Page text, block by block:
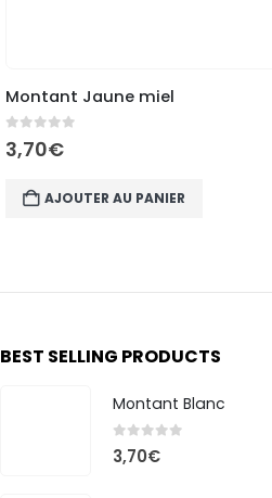
Montant Jaune miel
0out of 5
3,70€
AJOUTER AU PANIER
BEST SELLING PRODUCTS
Montant Blanc
0out of 5
3,70€